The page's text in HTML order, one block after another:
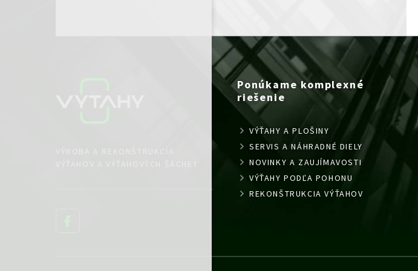
Ponúkame komplexné
riešenie
VÝŤAHY A PLOŠINY
SERVIS A NÁHRADNÉ DIELY
NOVINKY A ZAUJÍMAVOSTI
VÝŤAHY PODĽA POHONU
REKONŠTRUKCIA VÝŤAHOV